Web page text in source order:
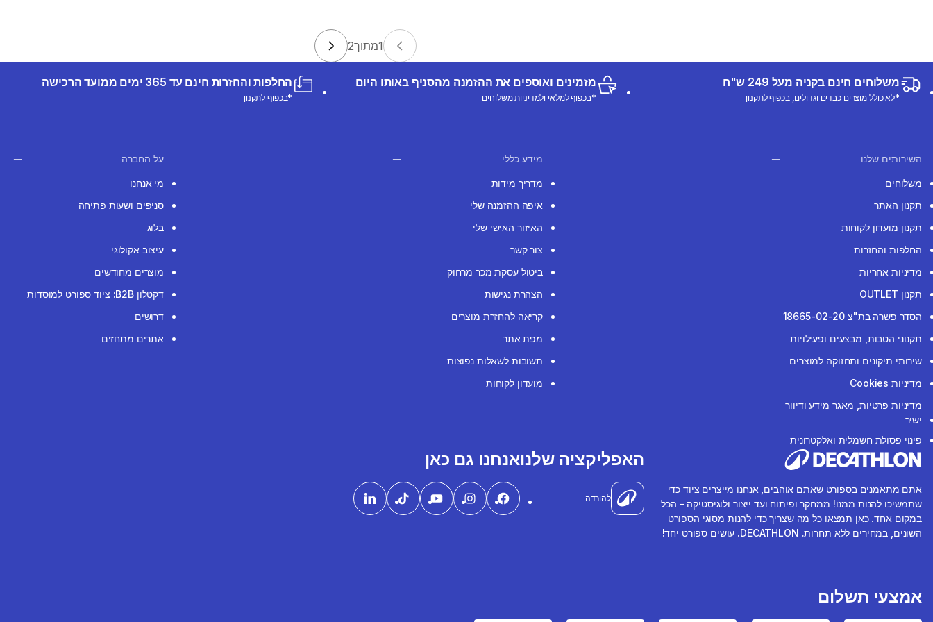
1מתוך2
משלוחים חינם בקניה מעל 249 ש"ח
*לא כולל מוצרים כבדים וגדולים, בכפוף לתקנון
מזמינים ואוספים את ההזמנה מהסניף באותו היום
*בכפוף למלאי ולמדיניות משלוחים
החלפות והחזרות חינם עד 365 ימים ממועד הרכישה
*בכפוף לתקנון
השירותים שלנו
משלוחים
תקנון האתר
תקנון מועדון לקוחות
החלפות והחזרות
מדיניות אחריות
תקנון OUTLET
הסדר פשרה בת"צ 18665-02-20
תקנוני הטבות, מבצעים ופעילויות
שירותי תיקונים ותחזוקה למוצרים
מדיניות Cookies
מדיניות פרטיות, מאגר מידע ודיוור
ישיר
פינוי פסולת חשמלית ואלקטרונית
מידע כללי
מדריך מידות
איפה ההזמנה שלי
האיזור האישי שלי
צור קשר
ביטול עסקת מכר מרחוק
הצהרת נגישות
קריאה להחזרת מוצרים
מפת אתר
תשובות לשאלות נפוצות
מועדון לקוחות
על החברה
מי אנחנו
סניפים ושעות פתיחה
בלוג
עיצוב אקולוגי
מוצרים מחודשים
דקטלון B2B: ציוד ספורט למוסדות
דרושים
אתרים מתחזים
אתם מתאמנים בספורט שאתם אוהבים, אנחנו מייצרים ציוד כדי
שתמשיכו להנות ממנו! ממחקר ופיתוח ועד ייצור ולוגיסטיקה - הכל
במקום אחד. כאן תמצאו כל מה שצריך כדי להנות מסוגי הספורט
השונים, במחירים ללא תחרות. DECATHLON. עושים ספורט יחד!
האפליקציה שלנו
להורדה
אנחנו גם כאן
אמצעי תשלום